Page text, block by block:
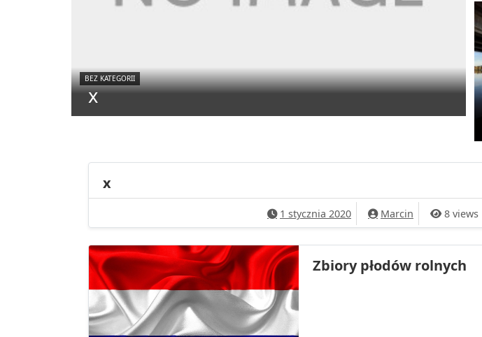
BEZ KATEGORII
x
x
1 stycznia 2020 Marcin 8 views
Zbiory płodów rolnych